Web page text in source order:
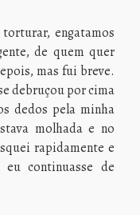
engatamos
de quem quer
mas fui breve.
debruçou por cima
dedos pela minha
molhada e no
rapidamente e
continuasse de